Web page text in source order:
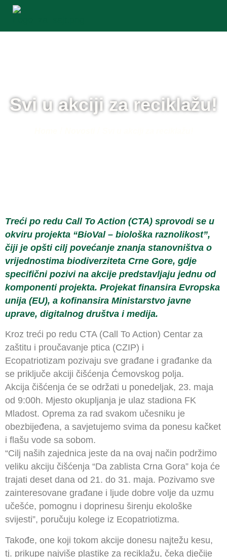
Svi u akciji za reciklažu!
Treći po redu Call To Action (CTA) sprovodi se u
okviru projekta “BioVal – biološka raznolikost”,
čiji je opšti cilj povećanje znanja stanovništva o
vrijednostima biodiverziteta Crne Gore, gdje
specifični pozivi na akcije predstavljaju jednu od
komponenti projekta. Projekat finansira Evropska
unija (EU), a kofinansira Ministarstvo javne
uprave, digitalnog društva i medija.
Kroz treći po redu CTA (Call To Action) Centar za
zaštitu i proučavanje ptica (CZIP) i
Ecopatriotizam pozivaju sve građane i građanke da
se priključe akciji čišćenja Ćemovskog polja.
Akcija čišćenja će se održati u ponedeljak, 23. maja
od 9:00h. Mjesto okupljanja je ulaz stadiona FK
Mladost. Oprema za rad svakom učesniku je
obezbijeđena, a savjetujemo svima da ponesu kačket
i flašu vode sa sobom.
“Cilj naših zajednica jeste da na ovaj način podržimo
veliku akciju čišćenja “Da zablista Crna Gora” koja će
trajati deset dana od 21. do 31. maja. Pozivamo sve
zainteresovane građane i ljude dobre volje da uzmu
učešće, pomognu i doprinesu širenju ekološke
svijesti”, poručuju kolege iz Ecopatriotizma.
Takođe, one koji tokom akcije donesu najtežu kesu,
tj. prikupe najviše plastike za reciklažu, čeka dječije